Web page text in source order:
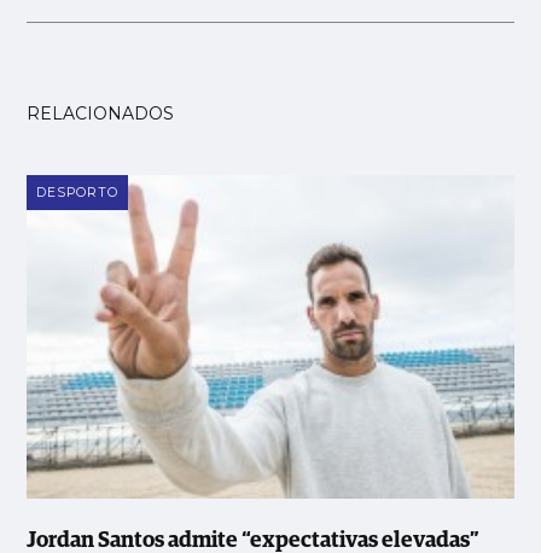
RELACIONADOS
DESPORTO
Jordan Santos admite “expectativas elevadas”